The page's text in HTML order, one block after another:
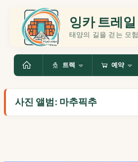
잉카 트레일
태양의 길을 걷는 모험
트렉 예약
사진 앨범: 마추픽추